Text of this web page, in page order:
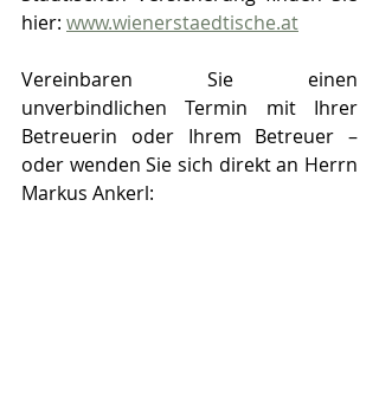
hier: www.wienerstaedtische.at
Vereinbaren Sie einen
unverbindlichen Termin mit Ihrer
Betreuerin oder Ihrem Betreuer –
oder wenden Sie sich direkt an Herrn
Markus Ankerl: